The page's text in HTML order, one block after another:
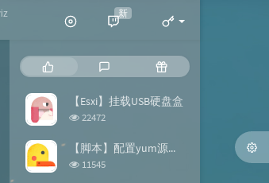
7wiz
脏饼干
黄雯雯
潘玮柏
新
门
文
新
评
随
机
文
【Esxi】挂载USB硬盘盒
浏
次
数:
22472
【脚本】配置yum源的repo文件
浏
11545